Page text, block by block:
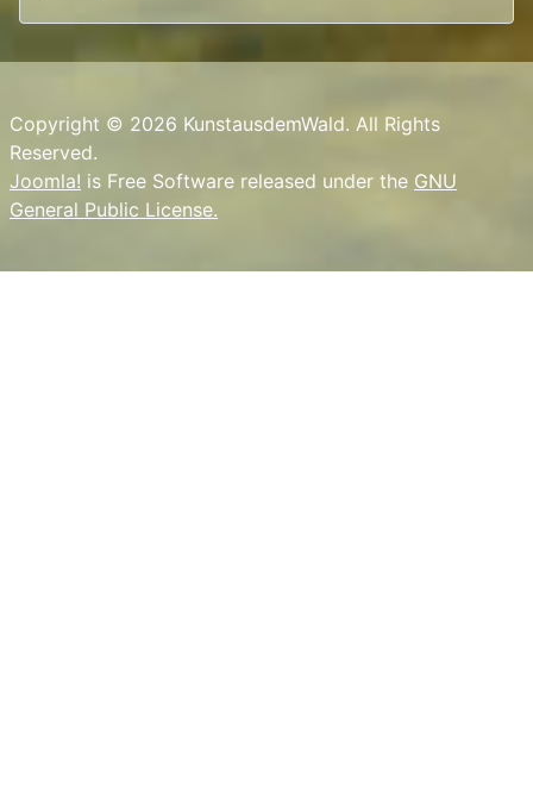
Copyright © 2026 KunstausdemWald. All Rights
Reserved.
Joomla! is Free Software released under the GNU
General Public License.